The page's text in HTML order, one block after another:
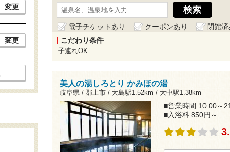
電子チケットあり クーポンあり
閉館済
こだわり条件
子連れOK
美人の湯しろとり かみほの湯
岐阜県 / 郡上市 / 大島駅1.52km / 大中駅1.38km
■営業時間 10:00～
■入浴料 850円～
変更
変更